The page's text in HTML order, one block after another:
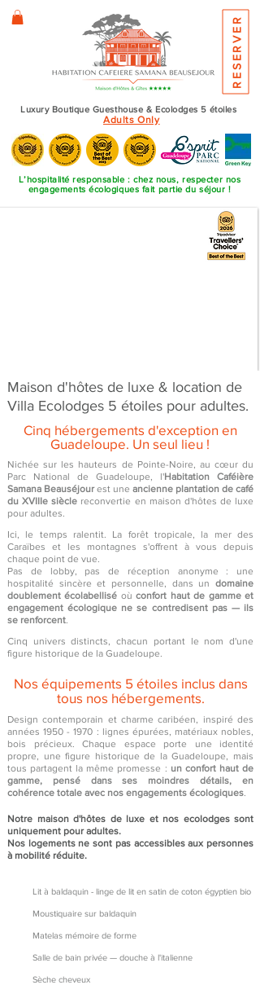
Luxury Boutique Guesthouse & Ecolodges 5 étoiles
Adults Only
RESERVER
L’hospitalité responsable : chez nous, respecter nos
engagements écologiques fait partie du séjour !
Maison d'hôtes de luxe & location de
Villa Ecolodges 5 étoiles pour adultes.
Cinq hébergements d'exception en
Guadeloupe. Un seul lieu !
Nichée sur les hauteurs de Pointe-Noire, au cœur du
Parc National de Guadeloupe, l'Habitation Caféière
Samana Beauséjourest une ancienne plantation de café
du XVIIIe siècle reconvertie en maison d'hôtes de luxe
pour adultes.
Ici, le temps ralentit. La forêt tropicale, la mer des
Caraïbes et les montagnes s'offrent à vous depuis
chaque point de vue.
Pas de lobby, pas de réception anonyme : une
hospitalité sincère et personnelle, dans un domaine
doublement écolabellisé oùconfort haut de gamme et
engagement écologique ne se contredisent pas — ils
se renforcent.
Cinq univers distincts, chacun portant le nom d'une
figure historique de la Guadeloupe.
Nos équipements 5 étoiles inclus dans
tous nos hébergements.
Design contemporain et charme caribéen, inspiré des
années1950 - 1970 : lignes épurées, matériaux nobles,
bois précieux. Chaque espace porte une identité
propre, une figure historique de la Guadeloupe, mais
tous partagent la même promesse : un confort haut de
gamme, pensé dans ses moindres détails, en
cohérence totale avec nos engagements écologiques.
Notre maison d'hôtes de luxe et nos ecolodges sont
uniquement pour adultes.
Nos logements ne sont pas accessibles aux personnes
à mobilité réduite.
Lit à baldaquin - linge de lit en satin de coton égyptien bio
Moustiquaire sur baldaquin
Matelas mémoire de forme
Salle de bain privée — douche à l'italienne
Sèche cheveux